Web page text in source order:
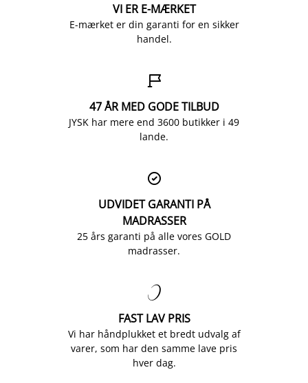
VI ER E-MÆRKET
E-mærket er din garanti for en sikker
handel.

47 ÅR MED GODE TILBUD
JYSK har mere end 3600 butikker i 49
lande.

UDVIDET GARANTI PÅ
MADRASSER
25 års garanti på alle vores GOLD
madrasser.

FAST LAV PRIS
Vi har håndplukket et bredt udvalg af
varer, som har den samme lave pris
hver dag.